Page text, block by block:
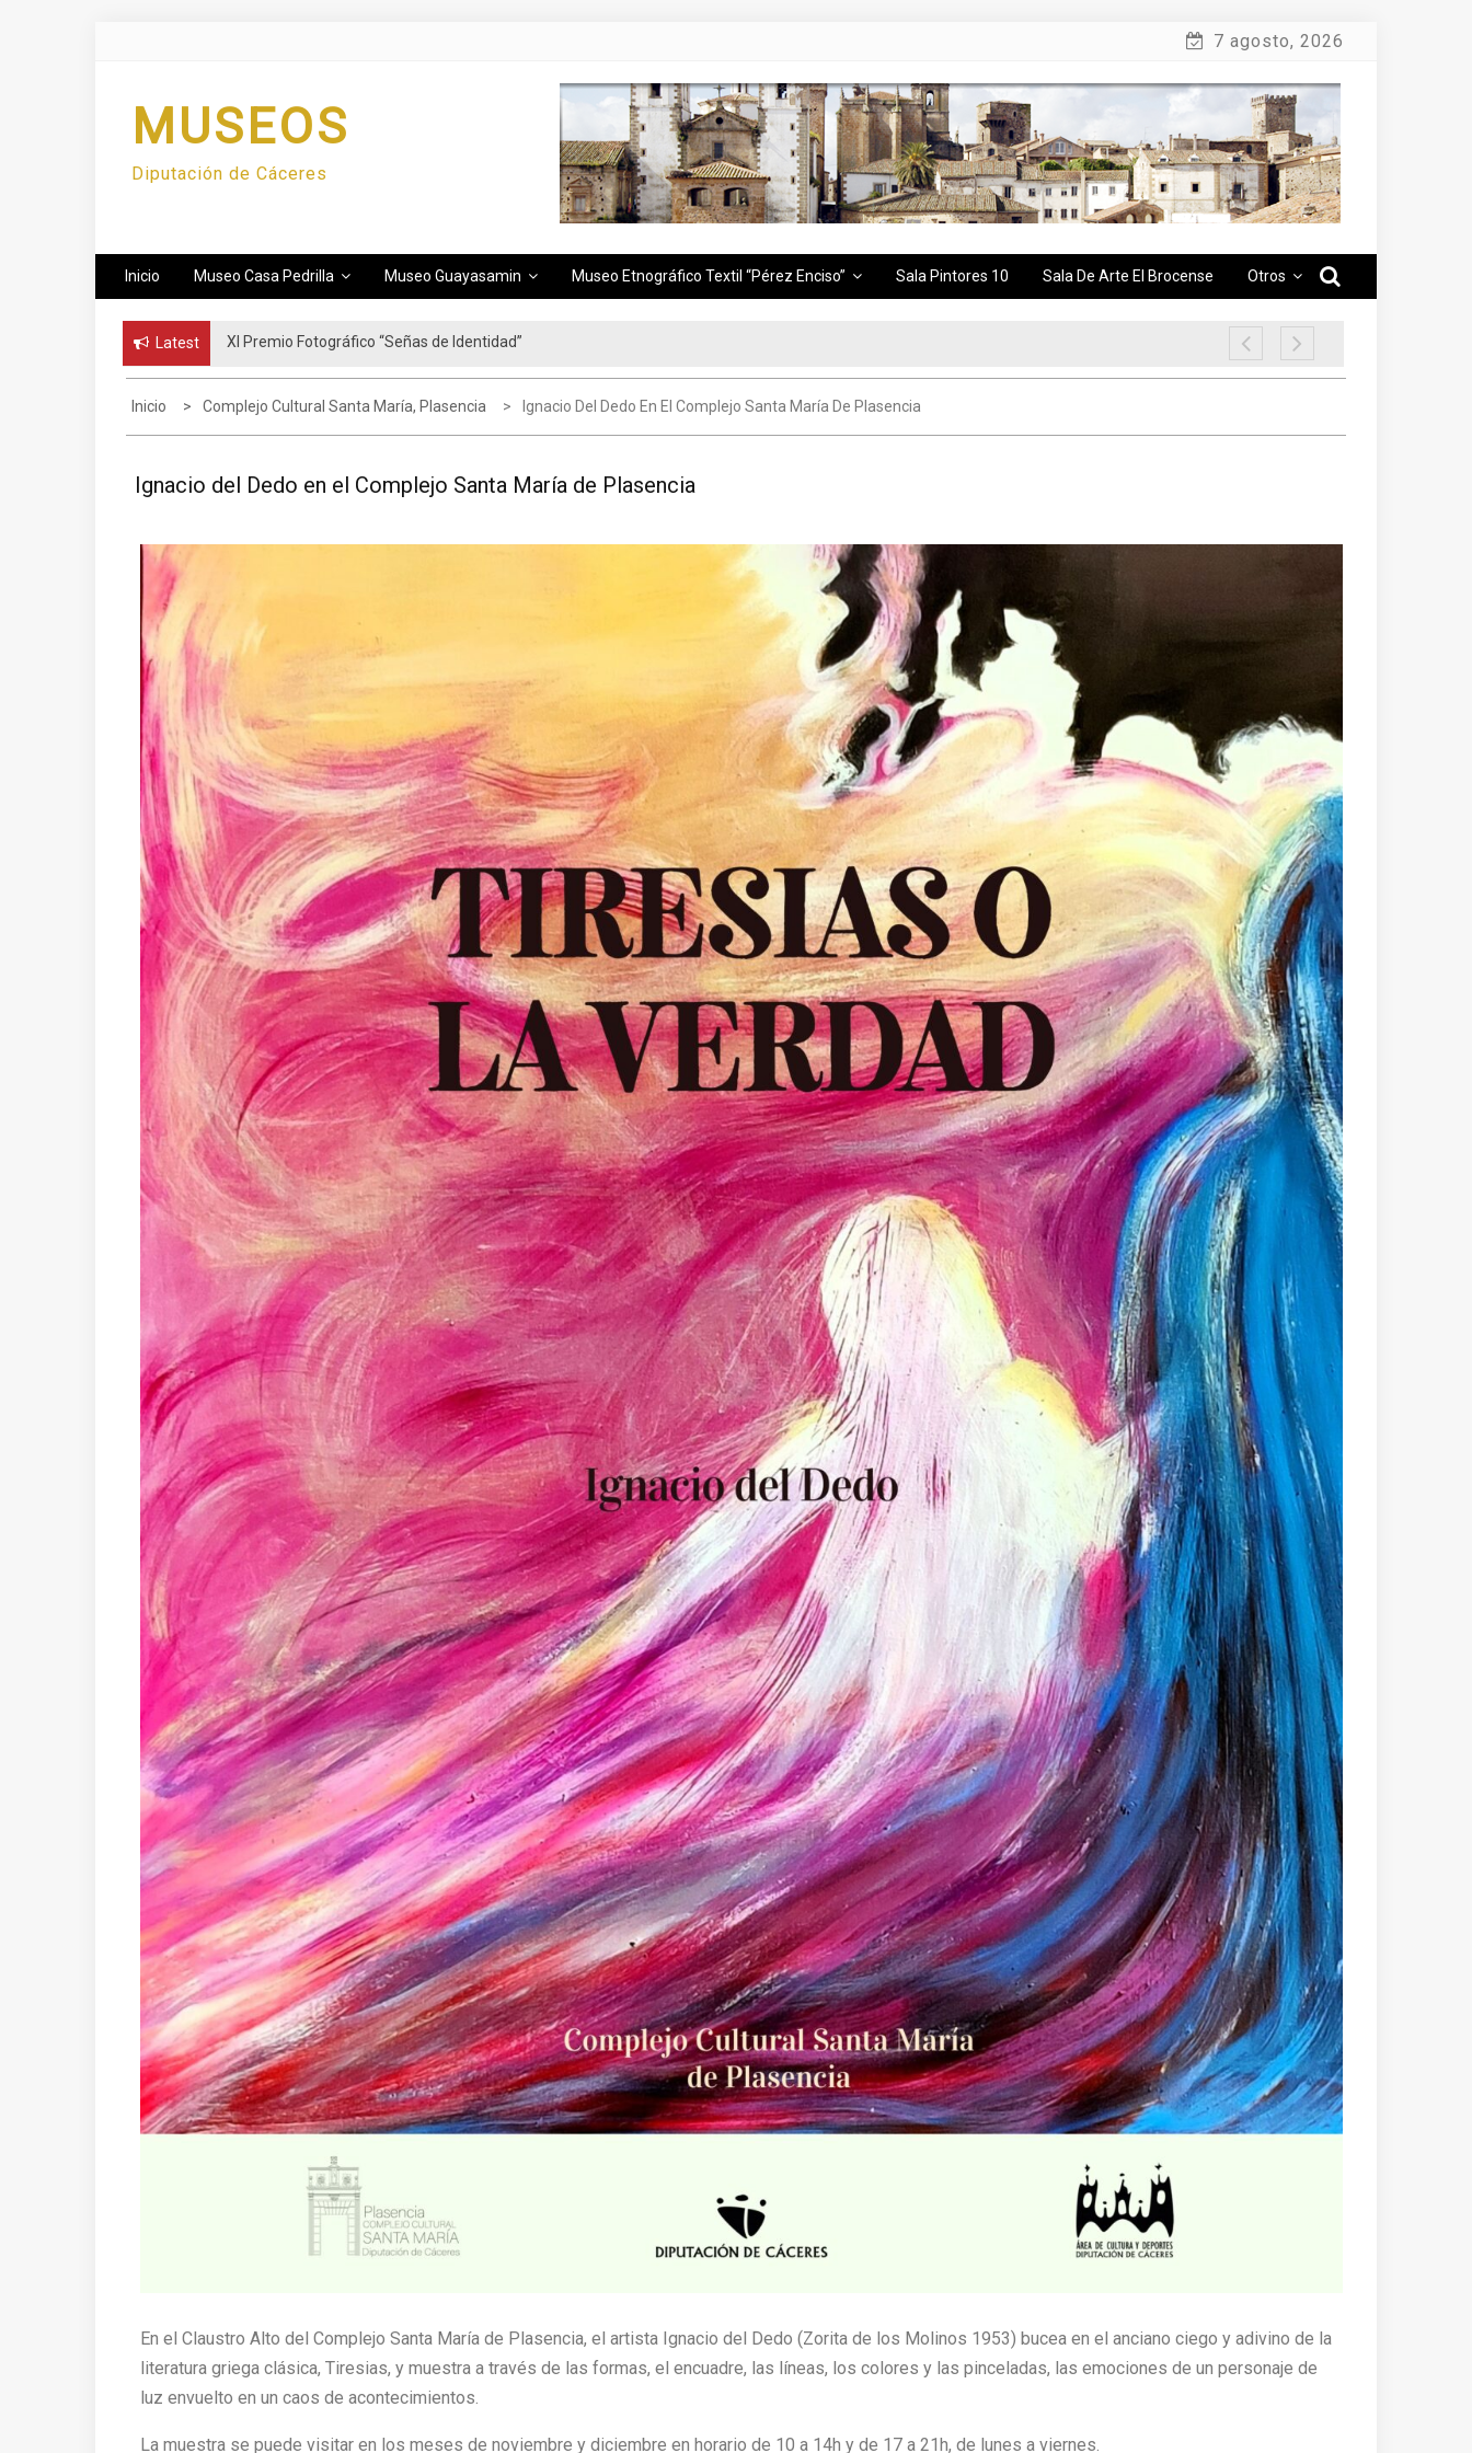
7 agosto, 2026
MUSEOS
Diputación de Cáceres
Inicio Museo Casa Pedrilla Museo Guayasamin Museo Etnográfico Textil “Pérez Enciso” Sala Pintores 10 Sala De Arte El Brocense Otros
Latest XI Premio Fotográfico “Señas de Identidad”
Inicio Complejo Cultural Santa María, Plasencia Ignacio Del Dedo En El Complejo Santa María De Plasencia
Ignacio del Dedo en el Complejo Santa María de Plasencia
En el Claustro Alto del Complejo Santa María de Plasencia, el artista Ignacio del Dedo (Zorita de los Molinos 1953) bucea en el anciano ciego y adivino de la
literatura griega clásica, Tiresias, y muestra a través de las formas, el encuadre, las líneas, los colores y las pinceladas, las emociones de un personaje de
luz envuelto en un caos de acontecimientos.
La muestra se puede visitar en los meses de noviembre y diciembre en horario de 10 a 14h y de 17 a 21h, de lunes a viernes.